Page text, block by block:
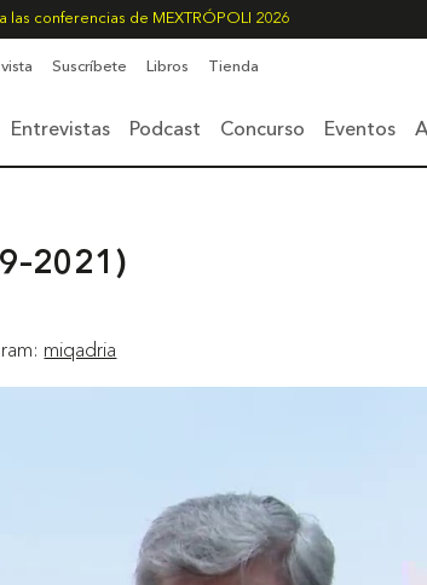
las conferencias de MEXTRÓPOLI 2026
Suscríbete Libros Tienda
Entrevistas Podcast Concurso Eventos
miqadria